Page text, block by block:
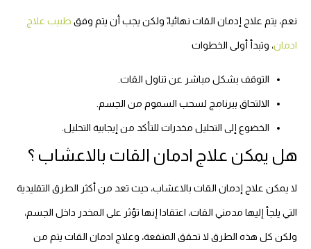
نعم، يتم علاج إدمان القات نهائيا،ً ولكن يجب أن يتم وفق طبيب علاج
ادمان، وتبدأ أولى الخطوات
التوقف بشكل مباشر عن تناول القات.
الالتحاق ببرنامج لسحب السموم من الجسم.
الخضوع إلى التحليل مخدرات للتأكد من إيجابية التحليل.
هل يمكن علاج ادمان القات بالاعشاب ؟
لا يمكن علاج إدمان القات بالاعشاب، حيث تعد من أكثر الطرق التقليدية
التي يلجأ إليها مدمني القات، اعتقادا إنها تؤثر على المخدر داخل الجسم،
ولكن كل هذه الطرق لا تحقق المنفعة، وعلاج ادمان القات يتم من